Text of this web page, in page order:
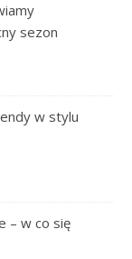
sezon
w stylu
– w co się